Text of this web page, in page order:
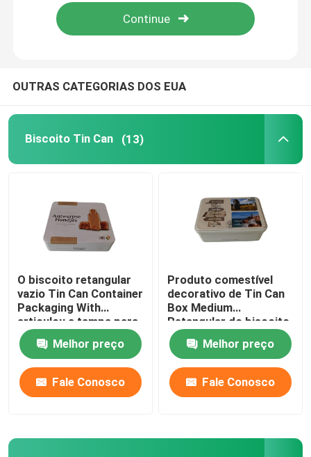
Solicite um orçamento
Latas maiorias do Natal
Transportador de chá Tin
Lata do café do metal
Latas vazias da cookie
OUTRAS CATEGORIAS DOS EUA
Biscoito Tin Can (13)
O biscoito retangular
vazio Tin Can Container
Packaging With
articulou a tampa para
projetar
Melhor preço
Fale Conosco
Produto comestível
decorativo de Tin Can
Box Medium
Retangular do biscoito
do vintage
Melhor preço
Fale Conosco